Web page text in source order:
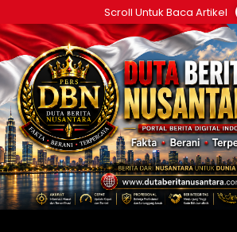
ke
konten
Scroll Untuk Baca Artikel